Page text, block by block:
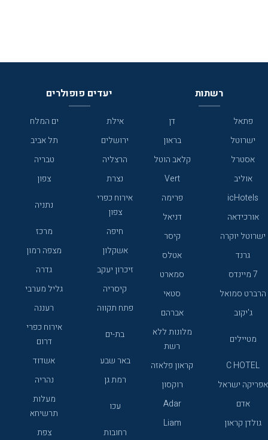
רשתות
פתאל
דן
ישרוטל
בראון
אסטרל
קלאב הוטל
אוליב
Vert
icHotels
פרימה
אורכידאה
דניאל
ישרוטל יוקרה
קיסר
גרנד
אטלס
7 מיינדס
סמארט
הרברט סמואל
סטאי
ג'יקוב
אברהם
מטיילים
מלונות ללא
רשת
C HOTEL
קראון פלאזה
אפריקה ישראל
רוקסון
אדם
Adar
גולדן קראון
Liam
יעדים פופולרים
אילת
ים המלח
ירושלים
תל אביב
הרצליה
טבריה
נצרת
צפון
אירוח כפרי
צפון
נתניה
חיפה
מרכז
אשקלון
מצפה רמון
זיכרון יעקב
גדרה
קיסריה
גליל מערבי
פתח תקווה
רעננה
בת-ים
אירוח כפרי
דרום
באר שבע
אשדוד
רמת גן
נהריה
עכו
מעלות
תרשיחא
רחובות
צפת